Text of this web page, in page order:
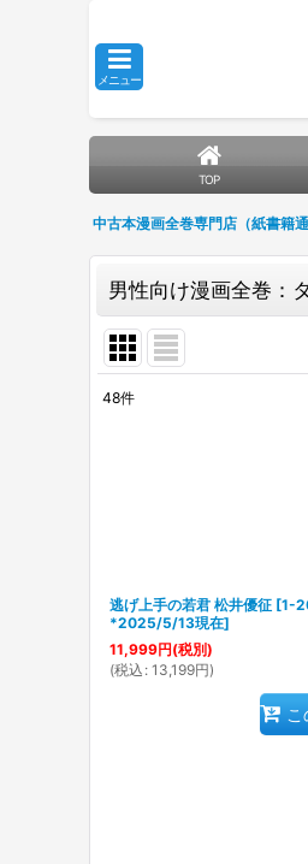
メニュー
TOP
中古本漫画全巻専門店（紙書籍
男性向け漫画全巻：
48件
逃げ上手の若君 松井優征 [1-
*2025/5/13現在]
11,999円(税別)
(税込 : 13,199円)
こ